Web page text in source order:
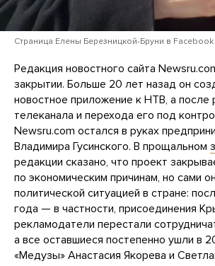
Страница Елены Березницкой-Бруни в Facebook
Редакция новостного сайта
закрытии. Больше 20 лет назад он
новостное приложение к НТВ, а после
телеканала и перехода его под
Newsru.com остался в руках
Владимира Гусинского. В прощальном
редакции сказано, что проект
по экономическим причинам, но сами
политической ситуацией в стране:
года — в частности, присоединения
рекламодатели перестали
а все оставшиеся постепенно ушли в
«Медузы» Анастасия Якорева и